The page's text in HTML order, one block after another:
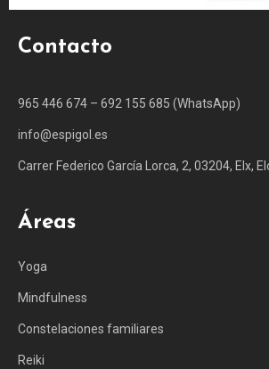
Contacto
965 446 674 – 692 155 685 (WhatsApp)
info@espigol.es
Carrer Federico García Lorca, 2, 03204, Elx,
Áreas
Yoga
Mindfulness
Constelaciones familiares
Reiki